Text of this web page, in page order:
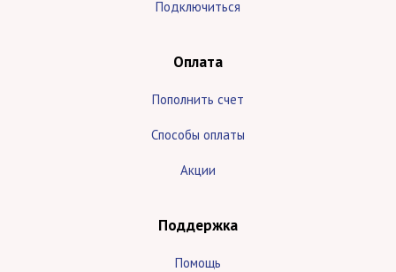
Подключиться
Оплата
Пополнить счет
Способы оплаты
Акции
Поддержка
Помощь